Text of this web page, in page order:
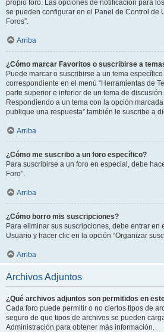
propio foro. Las opciones de notificación para
se pueden configurar en el Panel de Control de
Foros”.
Arriba
¿Cómo marcar Favoritos o suscribirse a
Puede marcar o suscribirse a un tema
correspondiente en el menú “Herramientas de
parte superior e inferior de un tema de discusión.
Respondiendo a un tema con la opción
publique una respuesta” también le suscribe a
Arriba
¿Cómo me suscribo a un foro específico?
Para suscribirse a un foro en especial, debe
Foro”.
Arriba
¿Cómo borro mis suscripciones?
Para eliminar sus suscripciones, debe entrar en
Usuario y hacer clic en la opción “Organizar
Arriba
Archivos Adjuntos
¿Qué archivos adjuntos son permitidos en
Cada foro puede permitir o no ciertos tipos de
seguro de que tipos de archivos se pueden
Administración para obtener más información.